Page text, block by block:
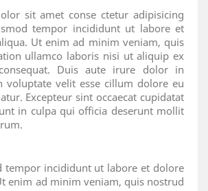
sit amet conse ctetur adipisicing
tempor incididunt ut labore et
Ut enim ad minim veniam, quis
ullamco laboris nisi ut aliquip ex
Duis aute irure dolor in
voluptate velit esse cillum dolore eu
Excepteur sint occaecat cupidatat
in culpa qui officia deserunt mollit
tempor incididunt ut labore et dolore
enim ad minim veniam, quis nostrud